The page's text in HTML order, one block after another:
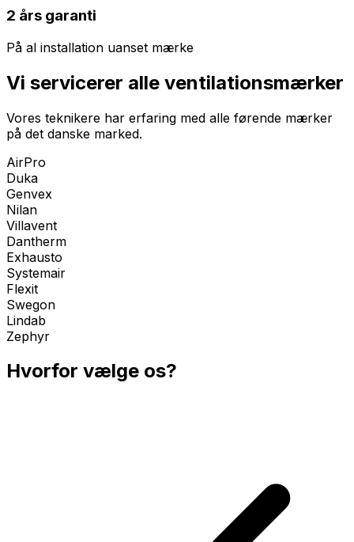
2 års garanti
På al installation uanset mærke
Vi servicerer alle ventilationsmærker
Vores teknikere har erfaring med alle førende mærker
på det danske marked.
AirPro
Duka
Genvex
Nilan
Villavent
Dantherm
Exhausto
Systemair
Flexit
Swegon
Lindab
Zephyr
Hvorfor vælge os?